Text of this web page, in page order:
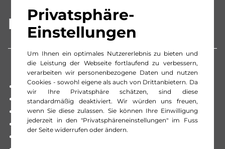
Privatsphäre-
Einstellungen
Um Ihnen ein optimales Nutzererlebnis zu bieten und
die Leistung der Webseite fortlaufend zu verbessern,
verarbeiten wir personenbezogene Daten und nutzen
Cookies - sowohl eigene als auch von Drittanbietern. Da
wir Ihre Privatsphäre schätzen, sind diese
standardmäßig deaktiviert. Wir würden uns freuen,
wenn Sie diese zulassen. Sie können Ihre Einwilligung
jederzeit in den "Privatsphäreneinstellungen" im Fuss
der Seite widerrufen oder ändern.
Beschreibung
Ablagefach unter Cockpit
Airbag: Airbag Beifahrer
Armlehne für Fahrersitz
Assist: ATTENTION ASSIST